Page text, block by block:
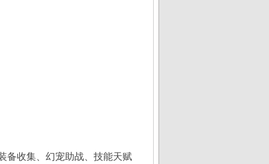
备收集、幻宠助战、技能天赋